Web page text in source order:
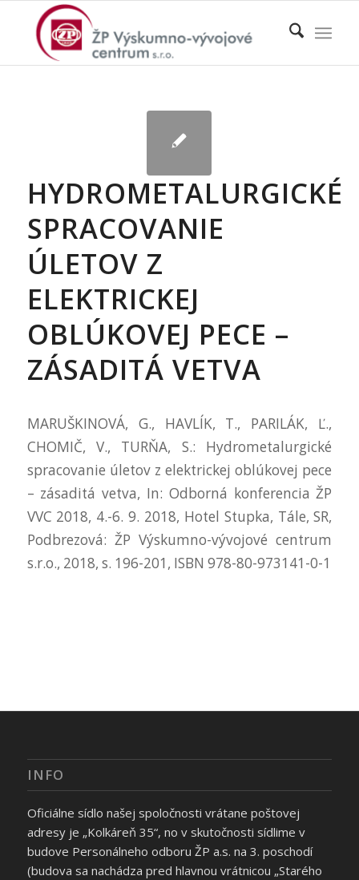
HYDROMETALURGICKÉ
SPRACOVANIE
ÚLETOV Z
ELEKTRICKEJ
OBLÚKOVEJ PECE –
ZÁSADITÁ VETVA
MARUŠKINOVÁ, G., HAVLÍK, T., PARILÁK, Ľ.,
CHOMIČ, V., TURŇA, S.: Hydrometalurgické
spracovanie úletov z elektrickej oblúkovej pece
– zásaditá vetva, In: Odborná konferencia ŽP
VVC 2018, 4.-6. 9. 2018, Hotel Stupka, Tále, SR,
Podbrezová: ŽP Výskumno-vývojové centrum
s.r.o., 2018, s. 196-201, ISBN 978-80-973141-0-1
INFO
Oficiálne sídlo našej spoločnosti vrátane poštovej
adresy je „Kolkáreň 35“, no v skutočnosti sídlime v
budove Personálneho odboru ŽP a.s. na 3. poschodí
(budova sa nachádza pred hlavnou vrátnicou „Starého